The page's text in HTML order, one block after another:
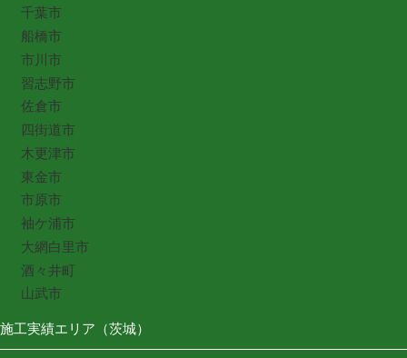
千葉市
船橋市
市川市
習志野市
佐倉市
四街道市
木更津市
東金市
市原市
袖ケ浦市
大網白里市
酒々井町
山武市
施工実績エリア（茨城）